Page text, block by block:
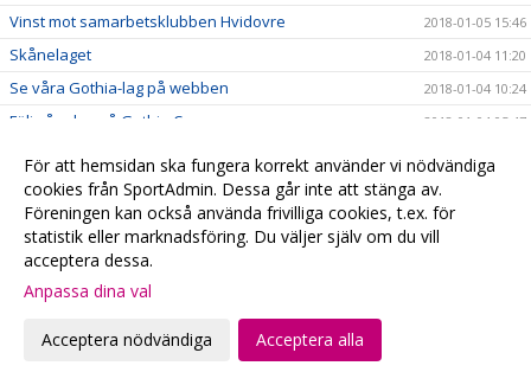
Vinst mot samarbetsklubben Hvidovre 2018-01-05 15:46
Skånelaget 2018-01-04 11:20
Se våra Gothia-lag på webben 2018-01-04 10:24
Följ våra lag på Gothia Cup 2018-01-04 05:47
God Jul & Gott Nytt År 2017-12-23 20:13
Kansliet håller stängd 2017-12-22 20:28
Hyllade VM-hjältar
Julklappstips 2 - Hushållsnära tjänster till medlemspriser
Målvaktsträning
För att hemsidan ska fungera korrekt använder vi nödvändiga
cookies från SportAdmin. Dessa går inte att stänga av.
Föreningen kan också använda frivilliga cookies, t.ex. för
statistik eller marknadsföring. Du väljer själv om du vill
acceptera dessa.
Anpassa dina val
Acceptera nödvändiga Acceptera alla